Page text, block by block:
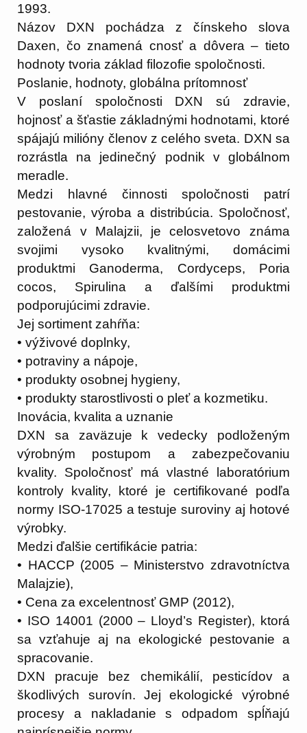
1993.
Názov DXN pochádza z čínskeho slova
Daxen, čo znamená cnosť a dôvera – tieto
hodnoty tvoria základ filozofie spoločnosti.
Poslanie, hodnoty, globálna prítomnosť
V poslaní spoločnosti DXN sú zdravie,
hojnosť a šťastie základnými hodnotami, ktoré
spájajú milióny členov z celého sveta. DXN sa
rozrástla na jedinečný podnik v globálnom
meradle.
Medzi hlavné činnosti spoločnosti patrí
pestovanie, výroba a distribúcia. Spoločnosť,
založená v Malajzii, je celosvetovo známa
svojimi vysoko kvalitnými, domácimi
produktmi Ganoderma, Cordyceps, Poria
cocos, Spirulina a ďalšími produktmi
podporujúcimi zdravie.
Jej sortiment zahŕňa:
• výživové doplnky,
• potraviny a nápoje,
• produkty osobnej hygieny,
• produkty starostlivosti o pleť a kozmetiku.
Inovácia, kvalita a uznanie
DXN sa zaväzuje k vedecky podloženým
výrobným postupom a zabezpečovaniu
kvality. Spoločnosť má vlastné laboratórium
kontroly kvality, ktoré je certifikované podľa
normy ISO-17025 a testuje suroviny aj hotové
výrobky.
Medzi ďalšie certifikácie patria:
• HACCP (2005 – Ministerstvo zdravotníctva
Malajzie),
• Cena za excelentnosť GMP (2012),
• ISO 14001 (2000 – Lloyd’s Register), ktorá
sa vzťahuje aj na ekologické pestovanie a
spracovanie.
DXN pracuje bez chemikálií, pesticídov a
škodlivých surovín. Jej ekologické výrobné
procesy a nakladanie s odpadom spĺňajú